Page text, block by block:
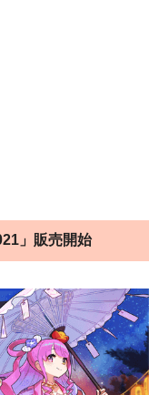
」販売開始